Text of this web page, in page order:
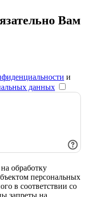
Вам
и
данных
обработку
персональных
в соответствии со
запреты на